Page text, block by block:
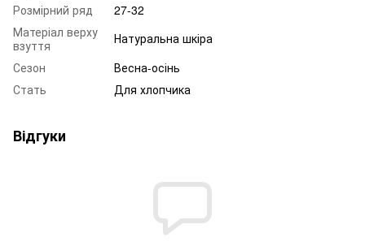
Розмірний ряд
27-32
Матеріал верху
взуття
Натуральна шкіра
Сезон
Весна-осінь
Стать
Для хлопчика
Відгуки